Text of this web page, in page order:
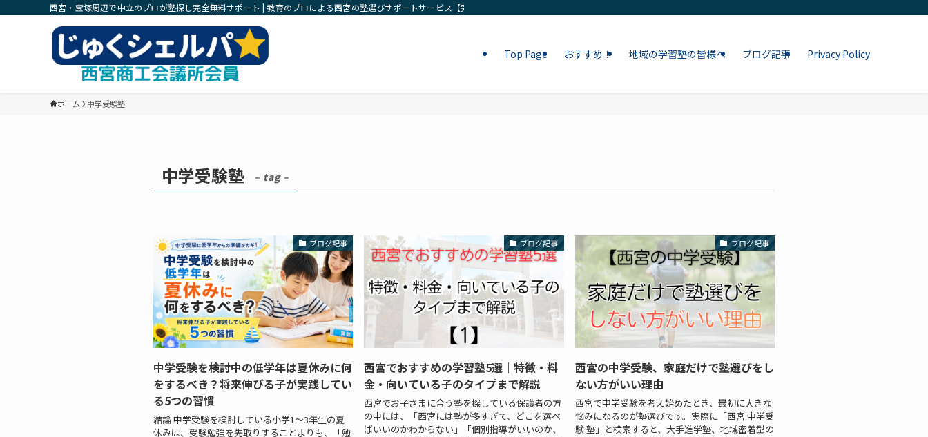
西宮・宝塚周辺で中立のプロが塾探し完全無料サポート | 教育のプロによる西宮の塾選びサポートサービス【完全無料相談】
Top Page おすすめ！ 地域の学習塾の皆様へ ブログ記事 Privacy Policy
ホーム 中学受験塾
中学受験塾 – tag –
ブログ記事
中学受験を検討中の低学年は夏休みに何
をするべき？将来伸びる子が実践してい
る5つの習慣
結論 中学受験を検討している小学1～3年生の夏
休みは、受験勉強を先取りすることよりも、「勉
ブログ記事
西宮でおすすめの学習塾5選｜特徴・料
金・向いている子のタイプまで解説
西宮でお子さまに合う塾を探している保護者の方
の中には、「西宮には塾が多すぎて、どこを選べ
ばいいのかわからない」「個別指導がいいのか、
ブログ記事
西宮の中学受験、家庭だけで塾選びをし
ない方がいい理由
西宮で中学受験を考え始めたとき、最初に大きな
悩みになるのが塾選びです。実際に「西宮 中学受
験 塾」と検索すると、大手進学塾、地域密着型の